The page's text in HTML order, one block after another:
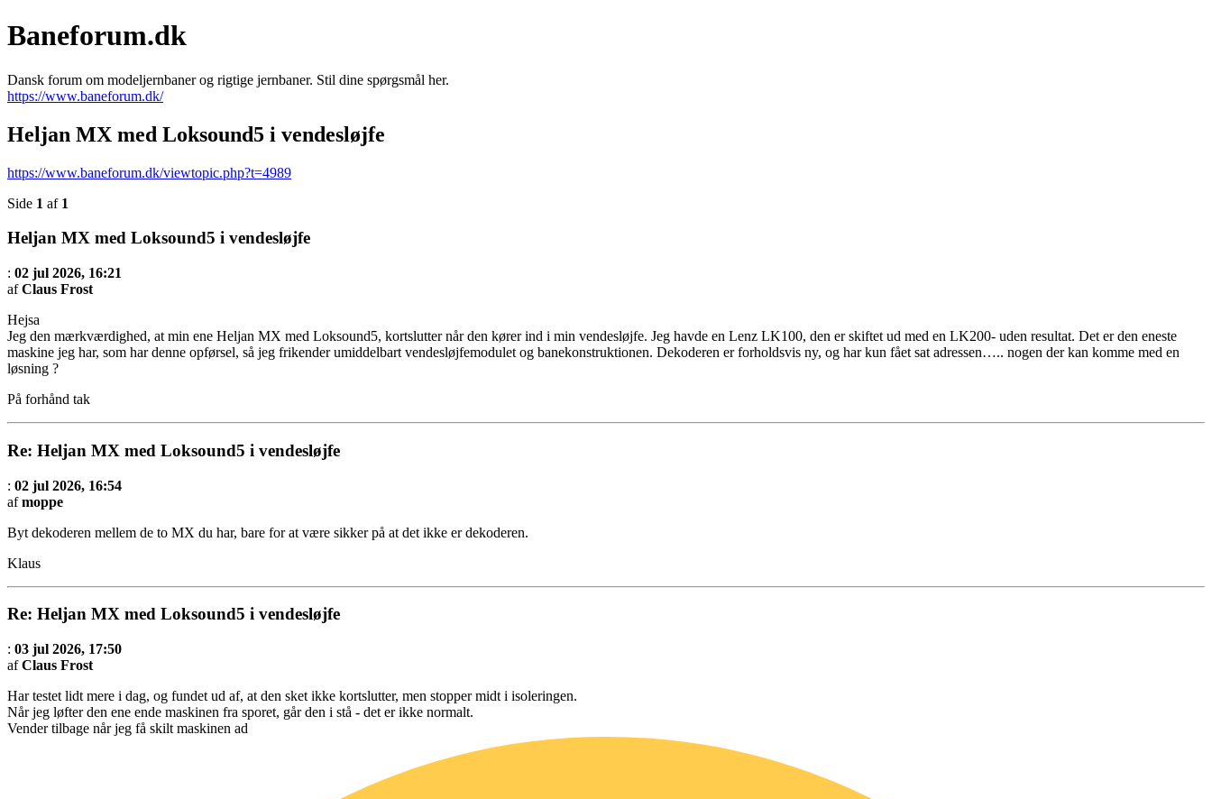
Baneforum.dk
Dansk forum om modeljernbaner og rigtige jernbaner. Stil dine spørgsmål her.
https://www.baneforum.dk/
Heljan MX med Loksound5 i vendesløjfe
https://www.baneforum.dk/viewtopic.php?t=4989
Side 1 af 1
Heljan MX med Loksound5 i vendesløjfe
: 02 jul 2026, 16:21
afClaus Frost
Hejsa
Jeg den mærkværdighed, at min ene Heljan MX med Loksound5, kortslutter når den kører ind i min vendesløjfe. Jeg havde en Lenz LK100, den er skiftet ud med en LK200- uden resultat. Det er den eneste
maskine jeg har, som har denne opførsel, så jeg frikender umiddelbart vendesløjfemodulet og banekonstruktionen. Dekoderen er forholdsvis ny, og har kun fået sat adressen….. nogen der kan komme med en
løsning ?
På forhånd tak
Re: Heljan MX med Loksound5 i vendesløjfe
: 02 jul 2026, 16:54
afmoppe
Byt dekoderen mellem de to MX du har, bare for at være sikker på at det ikke er dekoderen.
Klaus
Re: Heljan MX med Loksound5 i vendesløjfe
: 03 jul 2026, 17:50
afClaus Frost
Har testet lidt mere i dag, og fundet ud af, at den sket ikke kortslutter, men stopper midt i isoleringen.
Når jeg løfter den ene ende maskinen fra sporet, går den i stå - det er ikke normalt.
Vender tilbage når jeg få skilt maskinen ad